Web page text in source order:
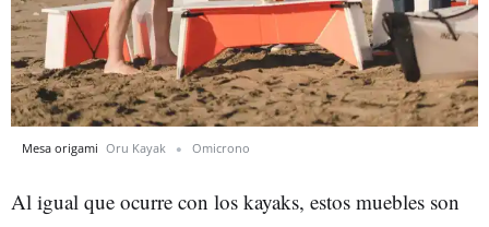
Mesa origami Oru Kayak Omicrono
Al igual que ocurre con los kayaks, estos muebles son